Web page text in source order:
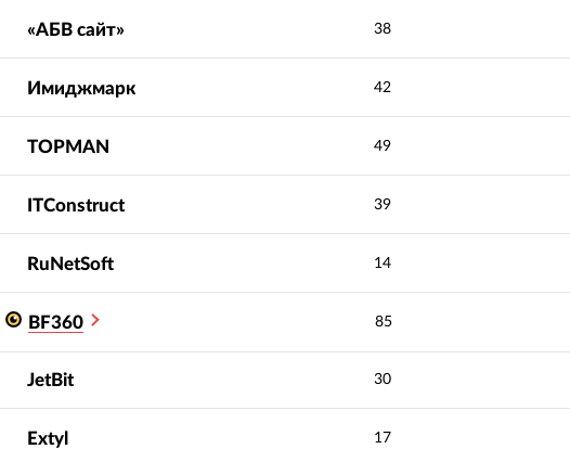
«АБВ сайт» 38
Имиджмарк 42
TOPMAN 49
ITConstruct 39
RuNetSoft 14
BF360 85
JetBit 30
Extyl 17